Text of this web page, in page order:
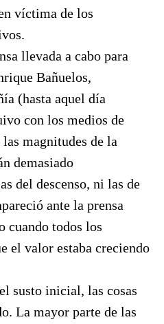
víctima de los
llevada a cabo para
Bañuelos,
(hasta aquel día
con los medios de
magnitudes de la
demasiado
del descenso, ni las de
ante la prensa
cuando todos los
el valor estaba creciendo
susto inicial, las cosas
La mayor parte de las